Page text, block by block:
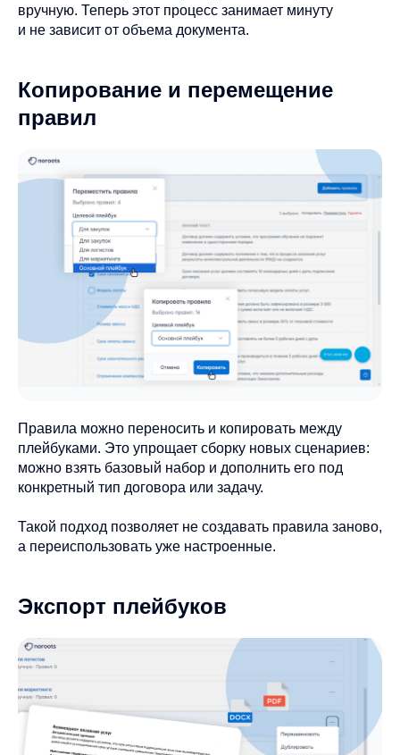
вручную. Теперь этот процесс занимает минуту
и не зависит от объема документа.
Копирование и перемещение
правил
Правила можно переносить и копировать между
плейбуками. Это упрощает сборку новых сценариев:
можно взять базовый набор и дополнить его под
конкретный тип договора или задачу.
Такой подход позволяет не создавать правила заново,
а переиспользовать уже настроенные.
Экспорт плейбуков